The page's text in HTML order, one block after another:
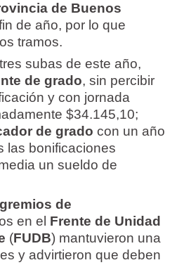
de Buenos
de año, por lo que
tramos.
subas de este año,
de grado, sin percibir
y con jornada
$34.145,10;
de grado con un año
las bonificaciones
un sueldo de
gremios de
en el Frente de Unidad
(FUDB) mantuvieron una
y advirtieron que deben